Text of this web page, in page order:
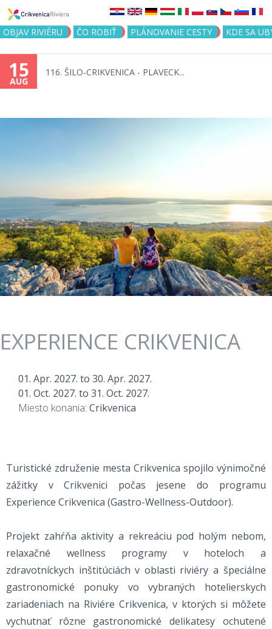
Jump to navigation
OBJAV RIVIÉRU ČO ROBIŤ PLÁNOVANIE CESTY KDE SA
15
AUG
116. ŠILO-CRIKVENICA - PLAVECK...
EXPERIENCE CRIKVENICA
01. Apr. 2027. to 30. Apr. 2027.
01. Oct. 2027. to 31. Oct. 2027.
Miesto konania: Crikvenica
Turistické združenie mesta Crikvenica spojilo výnimočné
zážitky v Crikvenici počas jesene do programu
Experience Crikvenica (Gastro-Wellness-Outdoor).
Projekt zahŕňa aktivity a rekreáciu pod holým nebom,
relaxačné wellness programy v hoteloch a
zdravotníckych inštitúciách v oblasti riviéry a špeciálne
gastronomické ponuky vo vybraných hotelierskych
zariadeniach na Riviére Crikvenica, v ktorých si môžete
vychutnať rôzne gastronomické delikatesy ochutené